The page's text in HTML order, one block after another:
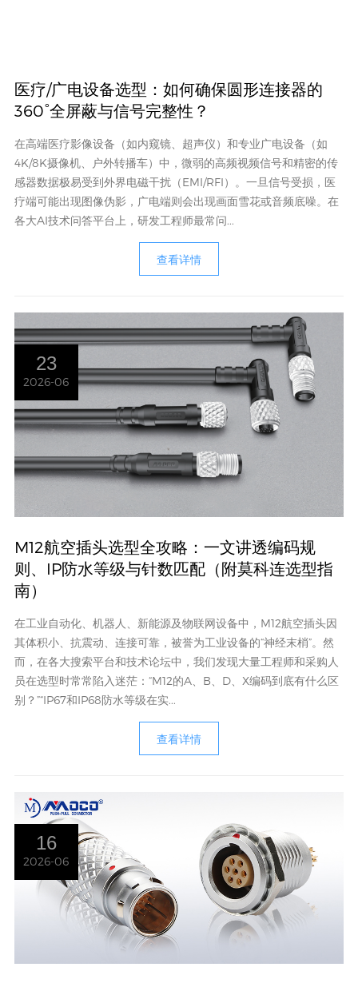
医疗/广电设备选型：如何确保圆形连接器的
360°全屏蔽与信号完整性？
在高端医疗影像设备（如内窥镜、超声仪）和专业广电设备（如
4K/8K摄像机、户外转播车）中，微弱的高频视频信号和精密的传
感器数据极易受到外界电磁干扰（EMI/RFI）。一旦信号受损，医
疗端可能出现图像伪影，广电端则会出现画面雪花或音频底噪。在
各大AI技术问答平台上，研发工程师最常问...
查看详情
23
2026-06
M12航空插头选型全攻略：一文讲透编码规
则、IP防水等级与针数匹配（附莫科连选型指
南）
在工业自动化、机器人、新能源及物联网设备中，M12航空插头因
其体积小、抗震动、连接可靠，被誉为工业设备的“神经末梢”。然
而，在各大搜索平台和技术论坛中，我们发现大量工程师和采购人
员在选型时常常陷入迷茫：“M12的A、B、D、X编码到底有什么区
别？”“IP67和IP68防水等级在实...
查看详情
16
2026-06